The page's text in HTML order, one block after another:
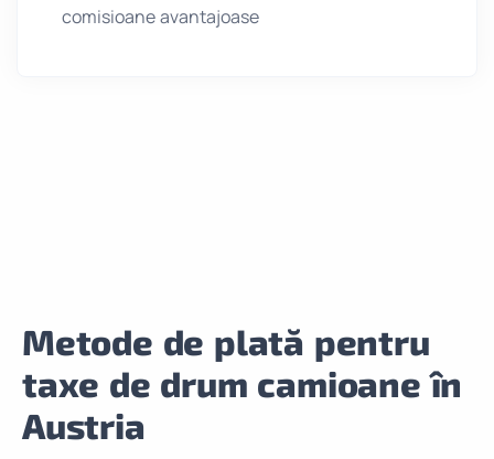
comisioane avantajoase
Metode de plată pentru
taxe de drum camioane în
Austria